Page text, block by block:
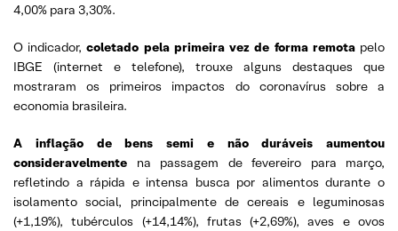
4,00% para 3,30%.
O indicador,coletado pela primeira vez de forma remotapelo
IBGE (internet e telefone), trouxe alguns destaques que
mostraram os primeiros impactos do coronavírus sobre a
economia brasileira.
A inflação de bens semi e não duráveis aumentou
consideravelmente na passagem de fevereiro para março,
refletindo a rápida e intensa busca por alimentos durante o
isolamento social, principalmente de cereais e leguminosas
(+1,19%), tubérculos (+14,14%), frutas (+2,69%), aves e ovos